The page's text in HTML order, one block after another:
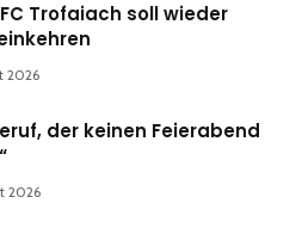
Trofaiach soll wieder
2026
der keinen Feierabend
2026